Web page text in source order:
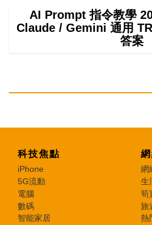
AI Prompt 指令教學
Claude / Gemini 通用
答案
科技焦點
iPhone
5G流動
電腦
數碼
智能家居
網
生
筍
旅
熱